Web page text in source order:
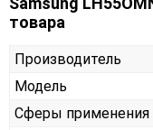
товара
Производитель
Модель
Сферы применения